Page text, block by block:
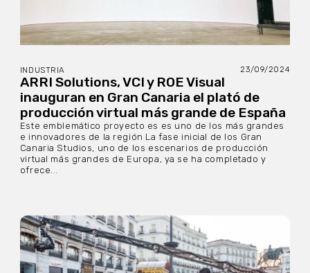
INDUSTRIA 23/09/2024
ARRI Solutions, VCI y ROE Visual
inauguran en Gran Canaria el plató de
producción virtual más grande de España
Este emblemático proyecto es es uno de los más grandes
e innovadores de la región La fase inicial de los Gran
Canaria Studios, uno de los escenarios de producción
virtual más grandes de Europa, ya se ha completado y
ofrece...